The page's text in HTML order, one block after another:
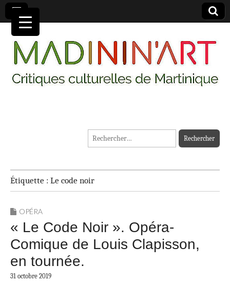
MADININ'ART
Rechercher :
Étiquette : Le code noir
OPÉRA
« Le Code Noir ». Opéra-
Comique de Louis Clapisson,
en tournée.
31 octobre 2019